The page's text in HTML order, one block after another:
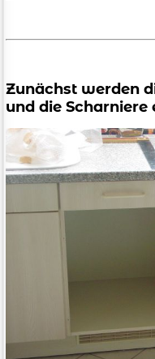
Zunächst werden
und die Scharniere